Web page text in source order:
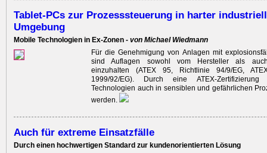
Tablet-PCs zur Prozesssteuerung in harter
Umgebung
Mobile Technologien in Ex-Zonen - von Michael Wiedmann
Für die Genehmigung von Anlagen mit
sind Auflagen sowohl vom Hersteller als
einzuhalten (ATEX 95, Richtlinie 94/9/EG,
1999/92/EG). Durch eine ATEX-
Technologien auch in sensiblen und gefährlichen
werden.
Auch für extreme Einsatzfälle
Durch einen hochwertigen Standard zur kundenorientierten Lösung